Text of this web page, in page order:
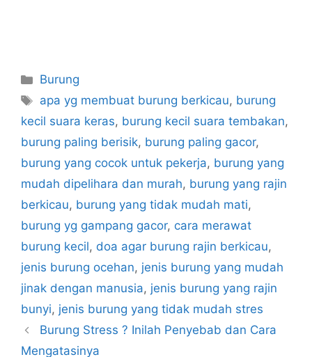
Categories
Burung
Tags
apa yg membuat burung berkicau, burung
kecil suara keras, burung kecil suara tembakan,
burung paling berisik, burung paling gacor,
burung yang cocok untuk pekerja, burung yang
mudah dipelihara dan murah, burung yang rajin
berkicau, burung yang tidak mudah mati,
burung yg gampang gacor, cara merawat
burung kecil, doa agar burung rajin berkicau,
jenis burung ocehan, jenis burung yang mudah
jinak dengan manusia, jenis burung yang rajin
bunyi, jenis burung yang tidak mudah stres
Burung Stress ? Inilah Penyebab dan Cara
Mengatasinya